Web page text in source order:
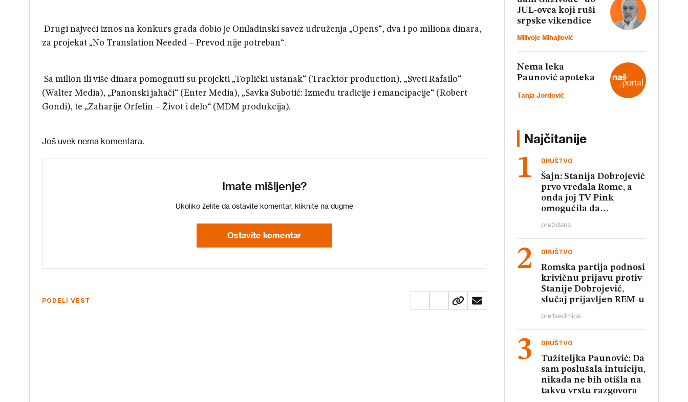
Drugi najveći iznos na konkurs grada dobio je Omladinski savez udruženja „Opens“, dva i po miliona dinara,
za projekat „No Translation Needed – Prevod nije potreban“.
Sa milion ili više dinara pomognuti su projekti „Toplički ustanak“ (Tracktor production), „Sveti Rafailo“
(Walter Media), „Panonski jahači“ (Enter Media), „Savka Subotić: Između tradicije i emancipacije“ (Robert
Gondi), te „Zaharije Orfelin – Život i delo“ (MDM produkcija).
Još uvek nema komentara.
Imate mišljenje?
Ukoliko želite da ostavite komentar, kliknite na dugme
Ostavite komentar
PODELI VEST
JUL-ovca koji ruši
srpske vikendice
Milivoje Mihajlović
Nema leka
Paunović apoteka
Tanja Jordović
Najčitanije
DRUŠTVO
Šajn: Stanija Dobrojević
prvo vređala Rome, a
onda joj TV Pink
omogućila da
pre2dana
DRUŠTVO
Romska partija podnosi
krivičnu prijavu protiv
Stanije Dobrojević,
slučaj prijavljen REM-u
pre1sedmica
DRUŠTVO
Tužiteljka Paunović: Da
sam poslušala intuiciju,
nikada ne bih otišla na
takvu vrstu razgovora